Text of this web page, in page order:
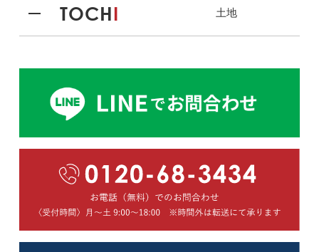
TOCHI 土地